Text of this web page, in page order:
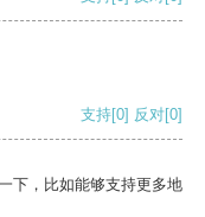
支持[0] 反对[0]
下，比如能够支持更多地